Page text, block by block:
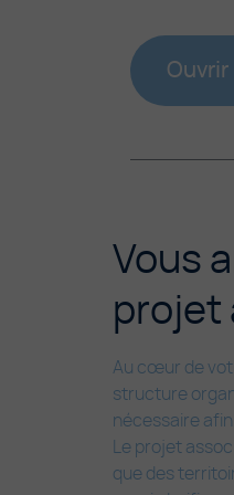
Ouvrir
Vous
projet
Au cœur de
structure
nécessaire
Le projet
que des